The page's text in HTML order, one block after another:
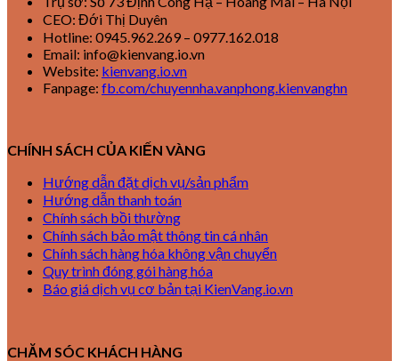
CEO: Đới Thị Duyên
Hotline: 0945.962.269 – 0977.162.018
Email: info@kienvang.io.vn
Website: kienvang.io.vn
Fanpage: fb.com/chuyennha.vanphong.kienvanghn
CHÍNH SÁCH CỦA KIẾN VÀNG
Hướng dẫn đặt dịch vụ/sản phẩm
Hướng dẫn thanh toán
Chính sách bồi thường
Chính sách bảo mật thông tin cá nhân
Chính sách hàng hóa không vận chuyển
Quy trình đóng gói hàng hóa
Báo giá dịch vụ cơ bản tại KienVang.io.vn
CHĂM SÓC KHÁCH HÀNG